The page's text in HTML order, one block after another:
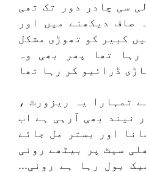
سی چادر دور تک تھی
صاف دیکھنے میں اور
کبیر کو تھوڑی مشکل
تھا پھر بھی وہ
تمہارا یہ ریزورٹ ،
نیند بھی آرہی ہے اب
اور بستر مل جائے
سیٹ پر بیٹھے رونی
بول رہا ہے رونی...